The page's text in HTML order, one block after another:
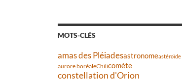
MOTS-CLÉS
amas des Pléiadesastronomeastéroïde
aurore boréaleChilicomète
constellation d'Orion